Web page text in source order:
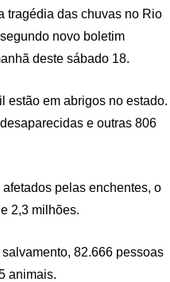
tragédia das chuvas no Rio
novo boletim
deste sábado 18.
estão em abrigos no estado.
e outras 806
pelas enchentes, o
2,3 milhões.
82.666 pessoas
animais.